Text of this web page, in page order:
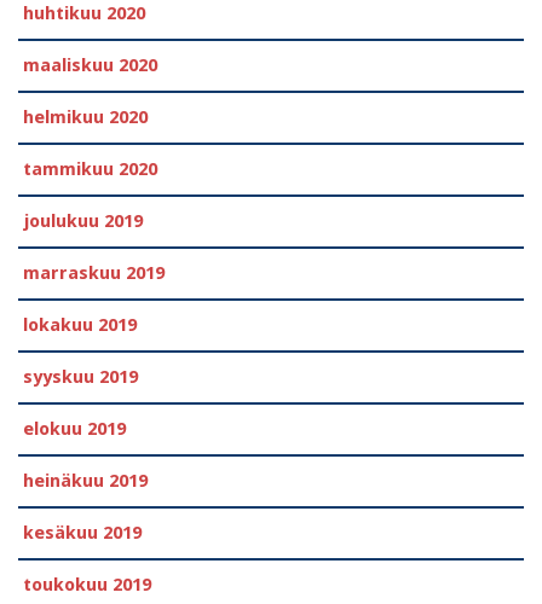
huhtikuu 2020
maaliskuu 2020
helmikuu 2020
tammikuu 2020
joulukuu 2019
marraskuu 2019
lokakuu 2019
syyskuu 2019
elokuu 2019
heinäkuu 2019
kesäkuu 2019
toukokuu 2019